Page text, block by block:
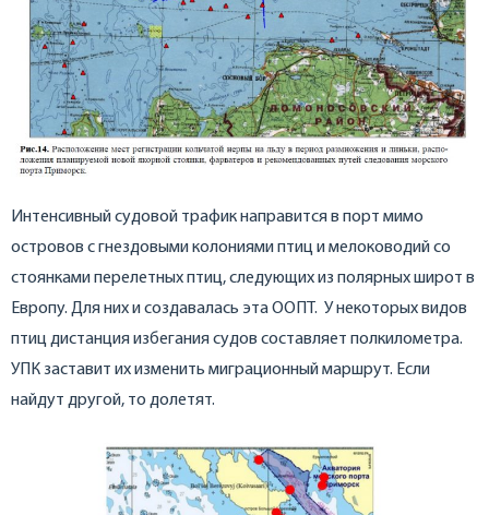
Интенсивный судовой трафик направится в порт мимо
островов с гнездовыми колониями птиц и мелоководий со
стоянками перелетных птиц, следующих из полярных широт в
Европу. Для них и создавалась эта ООПТ. У некоторых видов
птиц дистанция избегания судов составляет полкилометра.
УПК заставит их изменить миграционный маршрут. Если
найдут другой, то долетят.